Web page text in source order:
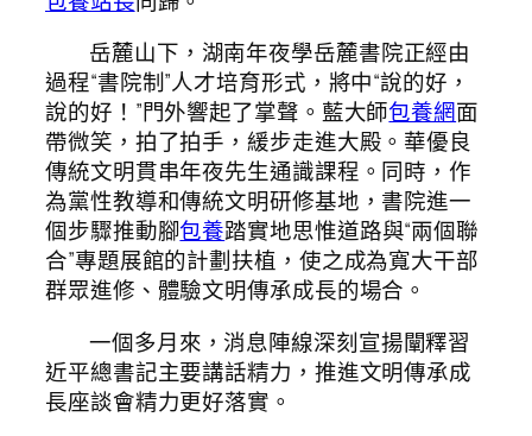
岳麓山下，湖南年夜學岳麓書院正經由
過程“書院制”人才培育形式，將中“說的好，
說的好！”門外響起了掌聲。藍大師包養網面
帶微笑，拍了拍手，緩步走進大殿。華優良
傳統文明貫串年夜先生通識課程。同時，作
為黨性教導和傳統文明研修基地，書院進一
個步驟推動腳包養踏實地思惟道路與“兩個聯
合”專題展館的計劃扶植，使之成為寬大干部
群眾進修、體驗文明傳承成長的場合。
一個多月來，消息陣線深刻宣揚闡釋習
近平總書記主要講話精力，推進文明傳承成
長座談會精力更好落實。